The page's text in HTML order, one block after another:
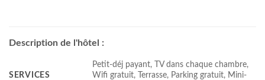
Description de l'hôtel :
SERVICES
Petit-déj payant, TV dans chaque chambre,
Wifi gratuit, Terrasse, Parking gratuit, Mini-